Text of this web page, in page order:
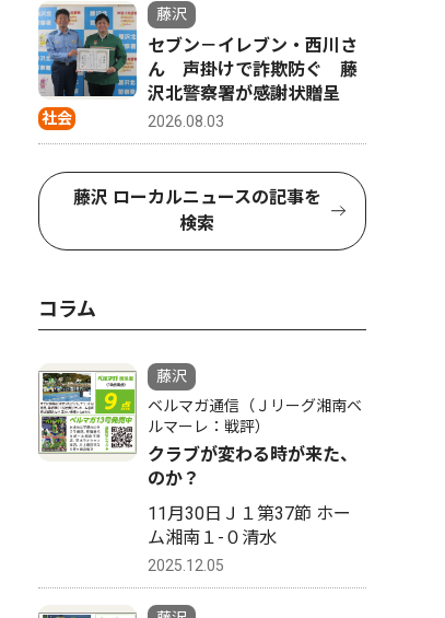
社会
藤沢
セブン－イレブン・西川さ
ん 声掛けで詐欺防ぐ 藤
沢北警察署が感謝状贈呈
2026.08.03
藤沢 ローカルニュースの記事を
検索
コラム
藤沢
ベルマガ通信（Ｊリーグ湘南ベ
ルマーレ：戦評）
クラブが変わる時が来た、
のか？
11月30日Ｊ１第37節 ホー
ム湘南１-０清水
2025.12.05